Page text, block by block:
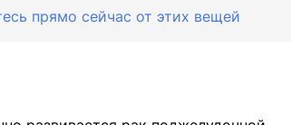
прямо сейчас от этих вещей